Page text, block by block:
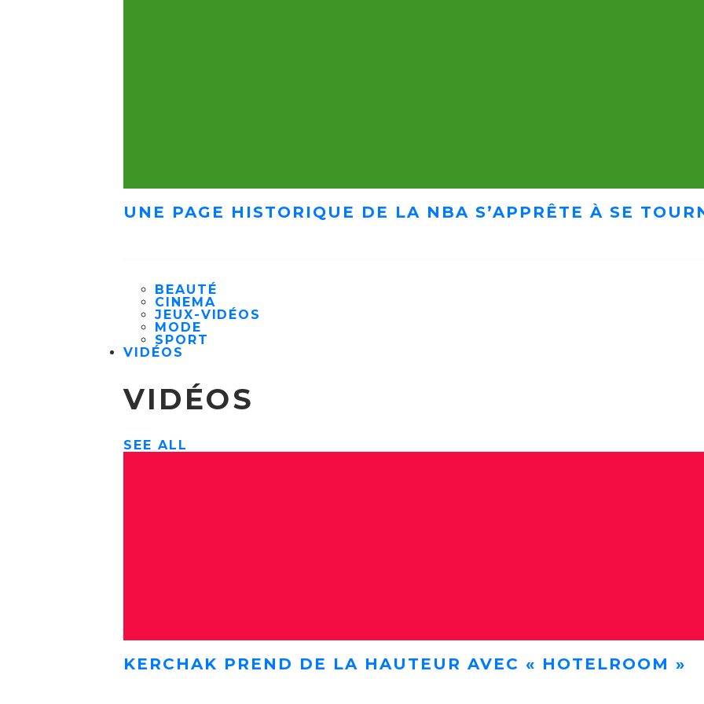
UNE PAGE HISTORIQUE DE LA NBA S’APPRÊTE À SE
BEAUTÉ
CINEMA
JEUX-VIDÉOS
MODE
SPORT
VIDÉOS
VIDÉOS
SEE ALL
KERCHAK PREND DE LA HAUTEUR AVEC « HOTELROOM »